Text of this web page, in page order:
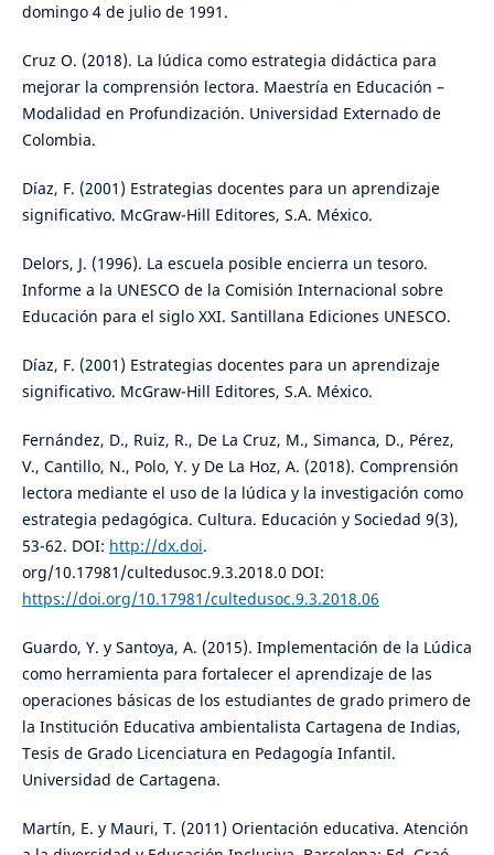
domingo 4 de julio de 1991.
Cruz O. (2018). La lúdica como estrategia didáctica para
mejorar la comprensión lectora. Maestría en Educación –
Modalidad en Profundización. Universidad Externado de
Colombia.
Díaz, F. (2001) Estrategias docentes para un aprendizaje
significativo. McGraw-Hill Editores, S.A. México.
Delors, J. (1996). La escuela posible encierra un tesoro.
Informe a la UNESCO de la Comisión Internacional sobre
Educación para el siglo XXI. Santillana Ediciones UNESCO.
Díaz, F. (2001) Estrategias docentes para un aprendizaje
significativo. McGraw-Hill Editores, S.A. México.
Fernández, D., Ruiz, R., De La Cruz, M., Simanca, D., Pérez,
V., Cantillo, N., Polo, Y. y De La Hoz, A. (2018). Comprensión
lectora mediante el uso de la lúdica y la investigación como
estrategia pedagógica. Cultura. Educación y Sociedad 9(3),
53-62. DOI: http://dx.doi.
org/10.17981/cultedusoc.9.3.2018.0 DOI:
https://doi.org/10.17981/cultedusoc.9.3.2018.06
Guardo, Y. y Santoya, A. (2015). Implementación de la Lúdica
como herramienta para fortalecer el aprendizaje de las
operaciones básicas de los estudiantes de grado primero de
la Institución Educativa ambientalista Cartagena de Indias,
Tesis de Grado Licenciatura en Pedagogía Infantil.
Universidad de Cartagena.
Martín, E. y Mauri, T. (2011) Orientación educativa. Atención